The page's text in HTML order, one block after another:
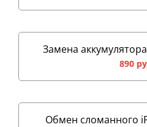
Замена
890
Обмен сломанного